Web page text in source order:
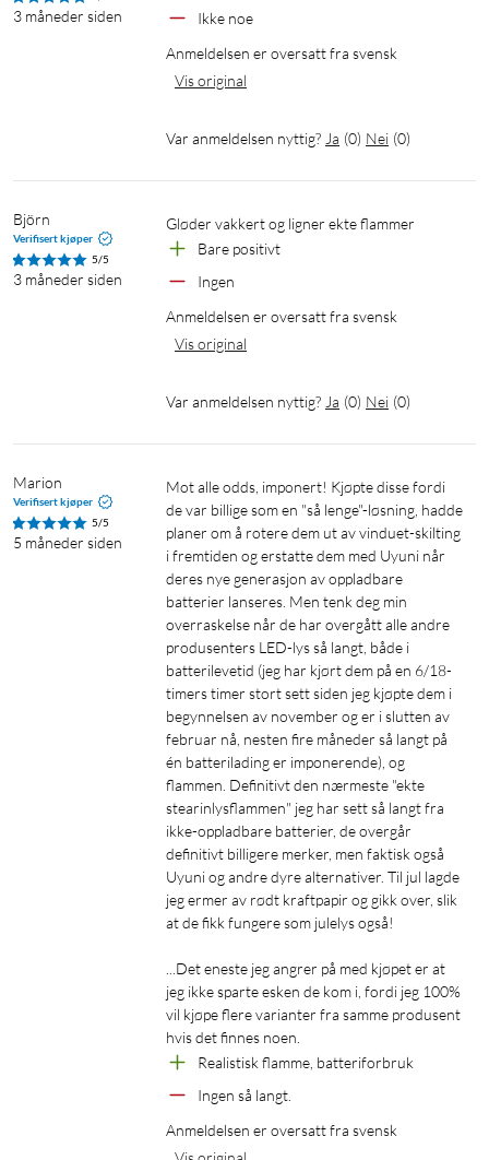
3 måneder siden
Ikke noe
Anmeldelsen er oversatt fra svensk
Vis original
Var anmeldelsen nyttig? Ja (0) Nei (0)
Björn
Verifisert kjøper
5/5
3 måneder siden
Gløder vakkert og ligner ekte flammer
Bare positivt
Ingen
Anmeldelsen er oversatt fra svensk
Vis original
Var anmeldelsen nyttig? Ja (0) Nei (0)
Marion
Verifisert kjøper
5/5
5 måneder siden
Mot alle odds, imponert! Kjøpte disse fordi
de var billige som en "så lenge"-løsning, hadde
planer om å rotere dem ut av vinduet-skilting
i fremtiden og erstatte dem med Uyuni når
deres nye generasjon av oppladbare
batterier lanseres. Men tenk deg min
overraskelse når de har overgått alle andre
produsenters LED-lys så langt, både i
batterilevetid (jeg har kjørt dem på en 6/18-
timers timer stort sett siden jeg kjøpte dem i
begynnelsen av november og er i slutten av
februar nå, nesten fire måneder så langt på
én batterilading er imponerende), og
flammen. Definitivt den nærmeste "ekte
stearinlysflammen" jeg har sett så langt fra
ikke-oppladbare batterier, de overgår
definitivt billigere merker, men faktisk også
Uyuni og andre dyre alternativer. Til jul lagde
jeg ermer av rødt kraftpapir og gikk over, slik
at de fikk fungere som julelys også!
...Det eneste jeg angrer på med kjøpet er at
jeg ikke sparte esken de kom i, fordi jeg 100%
vil kjøpe flere varianter fra samme produsent
hvis det finnes noen.
Realistisk flamme, batteriforbruk
Ingen så langt.
Anmeldelsen er oversatt fra svensk